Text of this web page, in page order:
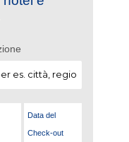
Data del
Check-out